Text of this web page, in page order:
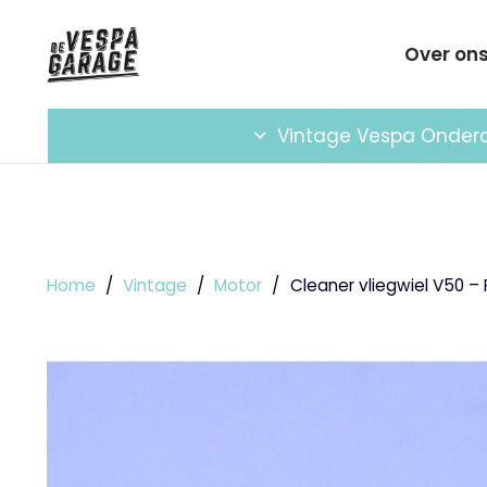
Over
Vintage Vespa
Home / Vintage / Motor / Cleaner vliegwiel V50 –